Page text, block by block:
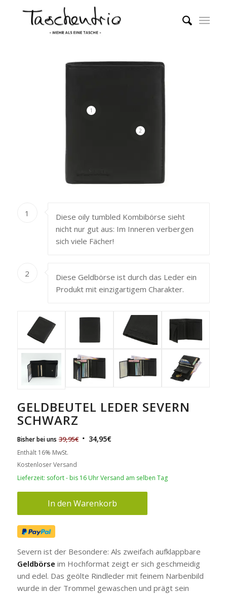
1
2
1
Diese oily tumbled Kombibörse sieht
nicht nur gut aus: Im Inneren verbergen
sich viele Fächer!
2
Diese Geldbörse ist durch das Leder ein
Produkt mit einzigartigem Charakter.
GELDBEUTEL LEDER SEVERN
SCHWARZ
Bisher bei uns 39,95€ 34,95€
Enthält 16% MwSt.
Kostenloser Versand
Lieferzeit: sofort - bis 16 Uhr Versand am selben Tag
In den Warenkorb
Severn ist der Besondere: Als zweifach aufklappbare
Geldbörse im Hochformat zeigt er sich geschmeidig
und edel. Das geölte Rindleder mit feinem Narbenbild
wurde in der Trommel gewaschen und prägt sein